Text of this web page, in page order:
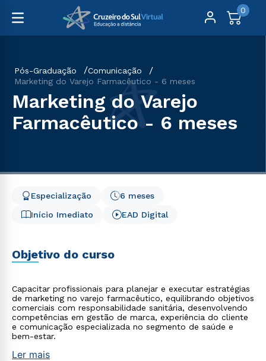
0
Pós-Graduação
Comunicação
Marketing do Varejo Farmacêutico - 6 meses
Marketing do Varejo
Farmacêutico - 6 meses
Início Imediato
6 meses
Especialização
EAD Digital
Objetivo do curso
Capacitar profissionais para planejar e executar estratégias
de marketing no varejo farmacêutico, equilibrando objetivos
comerciais com responsabilidade sanitária, desenvolvendo
competências em gestão de marca, experiência do cliente
e comunicação especializada no segmento de saúde e
bem-estar.
Ler mais